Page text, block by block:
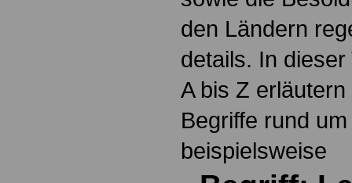
den Ländern
details. In
A bis Z
Begriffe rund
beispielsweise